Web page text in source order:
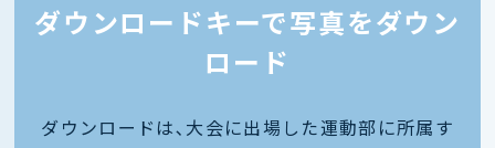
ダウンロードキーで写真をダウン
ロード
ダウンロードは､大会に出場した運動部に所属す